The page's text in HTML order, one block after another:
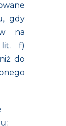
gdy
na
lit. f)
do